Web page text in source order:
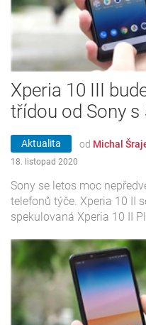
Xperia 10 III
třídou od Sony
Aktualita od Michal
18. listopad 2020
Sony se letos moc
telefonů týče. Xperia 10 II
spekulovaná Xperia 10 II